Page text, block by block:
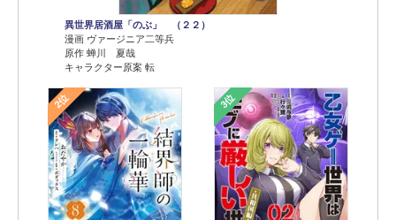
異世界居酒屋「のぶ」 （２２）
漫画 ヴァージニア二等兵
原作 蝉川 夏哉
キャラクター原案 転
2位 3位